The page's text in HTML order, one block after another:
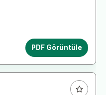
PDF Görüntüle